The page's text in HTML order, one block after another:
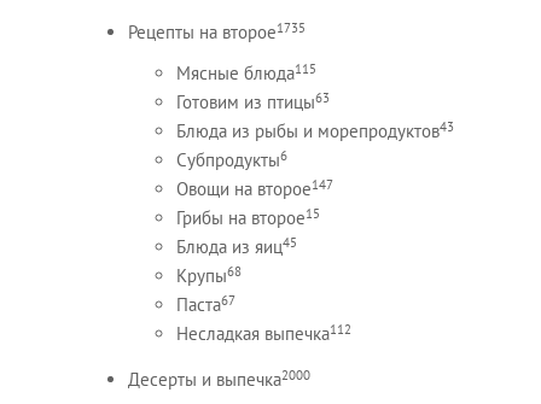
Рецепты на второе1735
Мясные блюда115
Готовим из птицы63
Блюда из рыбы и морепродуктов43
Субпродукты6
Овощи на второе147
Грибы на второе15
Блюда из яиц45
Крупы68
Паста67
Несладкая выпечка112
Десерты и выпечка2000